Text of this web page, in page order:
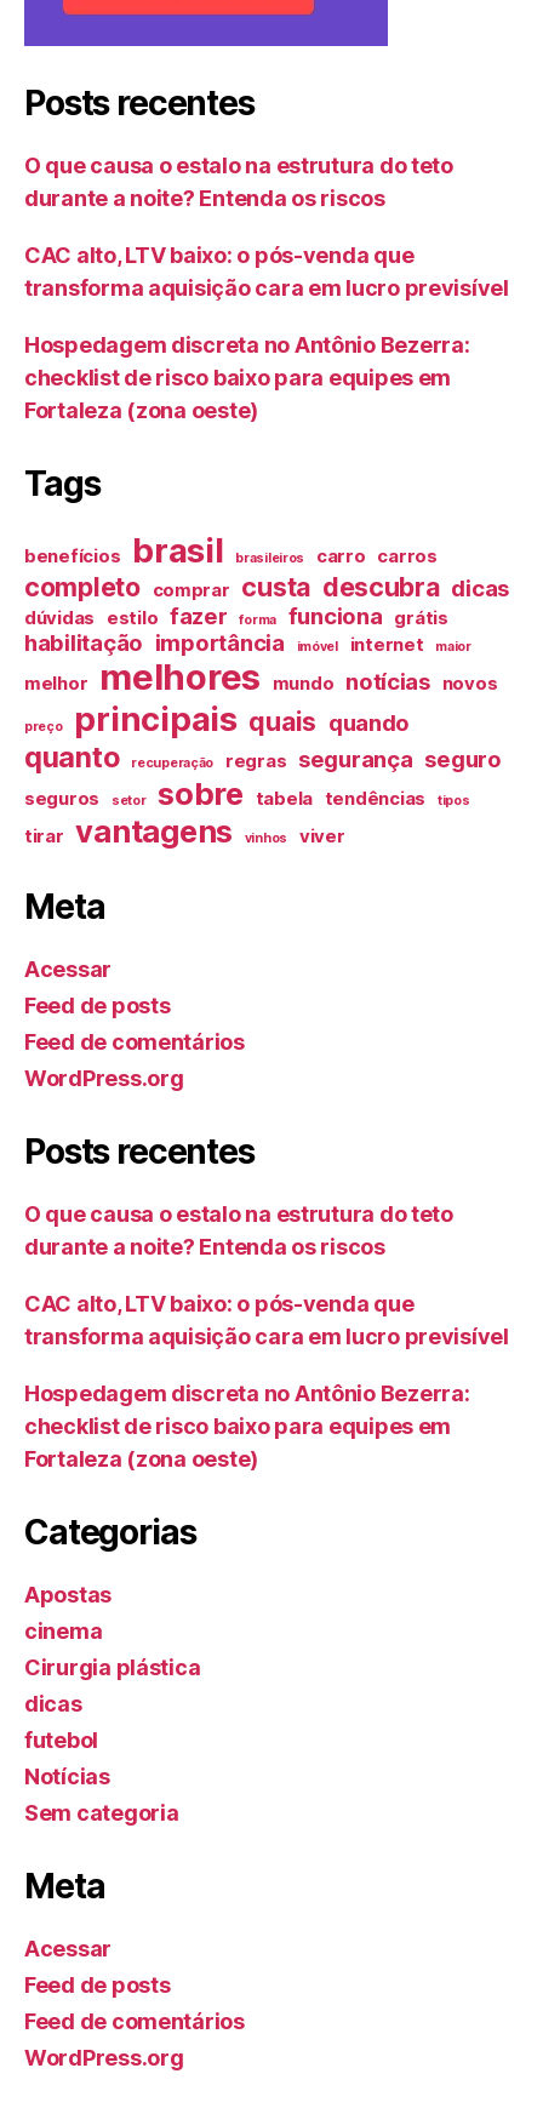
Posts recentes
O que causa o estalo na estrutura do teto
durante a noite? Entenda os riscos
CAC alto, LTV baixo: o pós-venda que
transforma aquisição cara em lucro previsível
Hospedagem discreta no Antônio Bezerra:
checklist de risco baixo para equipes em
Fortaleza (zona oeste)
Tags
benefícios brasil brasileiros carro carros
completo comprar custa descubra dicas
dúvidas estilo fazer forma funciona grátis
habilitação importância imóvel internet maior
melhor melhores mundo notícias novos
preço principais quais quando
quanto recuperação regras segurança seguro
seguros setor sobre tabela tendências tipos
tirar vantagens vinhos viver
Meta
Acessar
Feed de posts
Feed de comentários
WordPress.org
Posts recentes
O que causa o estalo na estrutura do teto
durante a noite? Entenda os riscos
CAC alto, LTV baixo: o pós-venda que
transforma aquisição cara em lucro previsível
Hospedagem discreta no Antônio Bezerra:
checklist de risco baixo para equipes em
Fortaleza (zona oeste)
Categorias
Apostas
cinema
Cirurgia plástica
dicas
futebol
Notícias
Sem categoria
Meta
Acessar
Feed de posts
Feed de comentários
WordPress.org